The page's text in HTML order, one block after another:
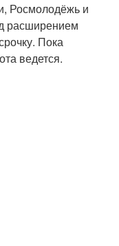
Росмолодёжь и
расширением
Пока
ведется.